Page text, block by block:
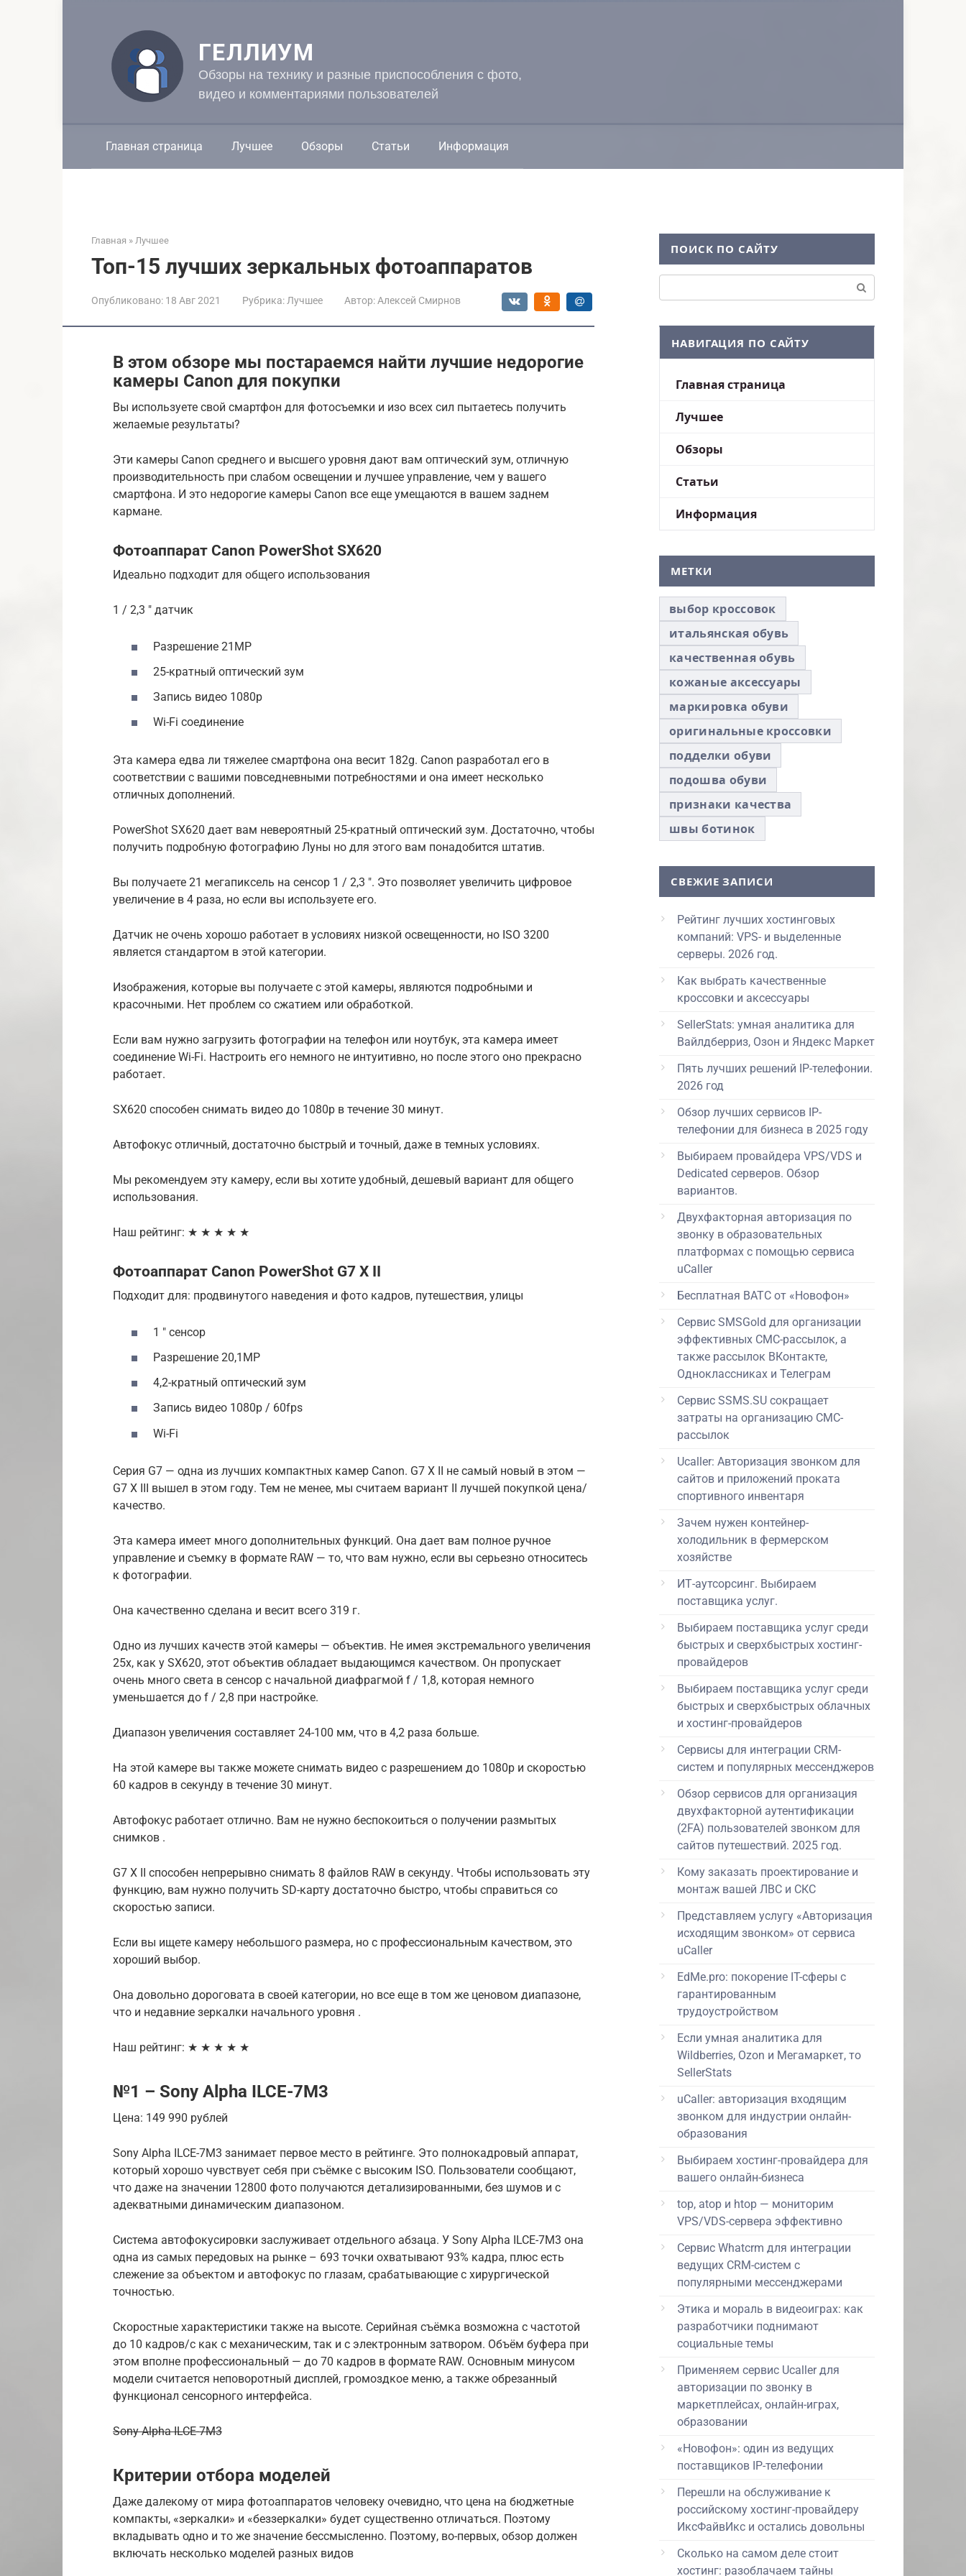
ГЕЛЛИУМ
Обзоры на технику и разные приспособления с фото,
видео и комментариями пользователей
Главная страница Лучшее Обзоры Статьи Информация
Главная » Лучшее
Топ-15 лучших зеркальных фотоаппаратов
Опубликовано: 18 Авг 2021 Рубрика: Лучшее Автор: Алексей Смирнов
В этом обзоре мы постараемся найти лучшие недорогие
камеры Canon для покупки
Вы используете свой смартфон для фотосъемки и изо всех сил пытаетесь получить
желаемые результаты?
Эти камеры Canon среднего и высшего уровня дают вам оптический зум, отличную
производительность при слабом освещении и лучшее управление, чем у вашего
смартфона. И это недорогие камеры Canon все еще умещаются в вашем заднем
кармане.
Фотоаппарат Canon PowerShot SX620
Идеально подходит для общего использования
1 / 2,3 ″ датчик
Разрешение 21MP
25-кратный оптический зум
Запись видео 1080p
Wi-Fi соединение
Эта камера едва ли тяжелее смартфона она весит 182g. Canon разработал его в
соответствии с вашими повседневными потребностями и она имеет несколько
отличных дополнений.
PowerShot SX620 дает вам невероятный 25-кратный оптический зум. Достаточно, чтобы
получить подробную фотографию Луны но для этого вам понадобится штатив.
Вы получаете 21 мегапиксель на сенсор 1 / 2,3 ″. Это позволяет увеличить цифровое
увеличение в 4 раза, но если вы используете его.
Датчик не очень хорошо работает в условиях низкой освещенности, но ISO 3200
является стандартом в этой категории.
Изображения, которые вы получаете с этой камеры, являются подробными и
красочными. Нет проблем со сжатием или обработкой.
Если вам нужно загрузить фотографии на телефон или ноутбук, эта камера имеет
соединение Wi-Fi. Настроить его немного не интуитивно, но после этого оно прекрасно
работает.
SX620 способен снимать видео до 1080p в течение 30 минут.
Автофокус отличный, достаточно быстрый и точный, даже в темных условиях.
Мы рекомендуем эту камеру, если вы хотите удобный, дешевый вариант для общего
использования.
Наш рейтинг: ★ ★ ★ ★ ★
Фотоаппарат Canon PowerShot G7 X II
Подходит для: продвинутого наведения и фото кадров, путешествия, улицы
1 ″ сенсор
Разрешение 20,1MP
4,2-кратный оптический зум
Запись видео 1080p / 60fps
Wi-Fi
Серия G7 — одна из лучших компактных камер Canon. G7 X II не самый новый в этом —
G7 X III вышел в этом году. Тем не менее, мы считаем вариант II лучшей покупкой цена/
качество.
Эта камера имеет много дополнительных функций. Она дает вам полное ручное
управление и съемку в формате RAW — то, что вам нужно, если вы серьезно относитесь
к фотографии.
Она качественно сделана и весит всего 319 г.
Одно из лучших качеств этой камеры — объектив. Не имея экстремального увеличения
25x, как у SX620, этот объектив обладает выдающимся качеством. Он пропускает
очень много света в сенсор с начальной диафрагмой f / 1,8, которая немного
уменьшается до f / 2,8 при настройке.
Диапазон увеличения составляет 24-100 мм, что в 4,2 раза больше.
На этой камере вы также можете снимать видео с разрешением до 1080p и скоростью
60 кадров в секунду в течение 30 минут.
Автофокус работает отлично. Вам не нужно беспокоиться о получении размытых
снимков .
G7 X II способен непрерывно снимать 8 файлов RAW в секунду. Чтобы использовать эту
функцию, вам нужно получить SD-карту достаточно быстро, чтобы справиться со
скоростью записи.
Если вы ищете камеру небольшого размера, но с профессиональным качеством, это
хороший выбор.
Она довольно дороговата в своей категории, но все еще в том же ценовом диапазоне,
что и недавние зеркалки начального уровня .
Наш рейтинг: ★ ★ ★ ★ ★
№1 – Sony Alpha ILCE-7M3
Цена: 149 990 рублей
Sony Alpha ILCE-7M3 занимает первое место в рейтинге. Это полнокадровый аппарат,
который хорошо чувствует себя при съёмке с высоким ISO. Пользователи сообщают,
что даже на значении 12800 фото получаются детализированными, без шумов и с
адекватными динамическим диапазоном.
Система автофокусировки заслуживает отдельного абзаца. У Sony Alpha ILCE-7M3 она
одна из самых передовых на рынке – 693 точки охватывают 93% кадра, плюс есть
слежение за объектом и автофокус по глазам, срабатывающие с хирургической
точностью.
Скоростные характеристики также на высоте. Серийная съёмка возможна с частотой
до 10 кадров/с как с механическим, так и с электронным затвором. Объём буфера при
этом вполне профессиональный — до 70 кадров в формате RAW. Основным минусом
модели считается неповоротный дисплей, громоздкое меню, а также обрезанный
функционал сенсорного интерфейса.
Sony Alpha ILCE-7M3
Критерии отбора моделей
Даже далекому от мира фотоаппаратов человеку очевидно, что цена на бюджетные
компакты, «зеркалки» и «беззеркалки» будет существенно отличаться. Поэтому
вкладывать одно и то же значение бессмысленно. Поэтому, во-первых, обзор должен
включать несколько моделей разных видов
ПОИСК ПО САЙТУ
НАВИГАЦИЯ ПО САЙТУ
Главная страница
Лучшее
Обзоры
Статьи
Информация
МЕТКИ
выбор кроссовок
итальянская обувь
качественная обувь
кожаные аксессуары
маркировка обуви
оригинальные кроссовки
подделки обуви
подошва обуви
признаки качества
швы ботинок
СВЕЖИЕ ЗАПИСИ
Рейтинг лучших хостинговых
компаний: VPS- и выделенные
серверы. 2026 год.
Как выбрать качественные
кроссовки и аксессуары
SellerStats: умная аналитика для
Вайлдберриз, Озон и Яндекс Маркет
Пять лучших решений IP-телефонии.
2026 год
Обзор лучших сервисов IP-
телефонии для бизнеса в 2025 году
Выбираем провайдера VPS/VDS и
Dedicated серверов. Обзор
вариантов.
Двухфакторная авторизация по
звонку в образовательных
платформах с помощью сервиса
uCaller
Бесплатная ВАТС от «Новофон»
Сервис SMSGold для организации
эффективных СМС-рассылок, а
также рассылок ВКонтакте,
Одноклассниках и Телеграм
Сервис SSMS.SU сокращает
затраты на организацию СМС-
рассылок
Ucaller: Авторизация звонком для
сайтов и приложений проката
спортивного инвентаря
Зачем нужен контейнер-
холодильник в фермерском
хозяйстве
ИТ-аутсорсинг. Выбираем
поставщика услуг.
Выбираем поставщика услуг среди
быстрых и сверхбыстрых хостинг-
провайдеров
Выбираем поставщика услуг среди
быстрых и сверхбыстрых облачных
и хостинг-провайдеров
Сервисы для интеграции CRM-
систем и популярных мессенджеров
Обзор сервисов для организация
двухфакторной аутентификации
(2FA) пользователей звонком для
сайтов путешествий. 2025 год.
Кому заказать проектирование и
монтаж вашей ЛВС и СКС
Представляем услугу «Авторизация
исходящим звонком» от сервиса
uCaller
EdMe.pro: покорение IT-сферы с
гарантированным
трудоустройством
Если умная аналитика для
Wildberries, Ozon и Мегамаркет, то
SellerStats
uCaller: авторизация входящим
звонком для индустрии онлайн-
образования
Выбираем хостинг-провайдера для
вашего онлайн-бизнеса
top, atop и htop — мониторим
VPS/VDS-сервера эффективно
Сервис Whatcrm для интеграции
ведущих CRM-систем с
популярными мессенджерами
Этика и мораль в видеоиграх: как
разработчики поднимают
социальные темы
Применяем сервис Ucaller для
авторизации по звонку в
маркетплейсах, онлайн-играх,
образовании
«Новофон»: один из ведущих
поставщиков IP-телефонии
Перешли на обслуживание к
российскому хостинг-провайдеру
ИксФайвИкс и остались довольны
Сколько на самом деле стоит
хостинг: разоблачаем тайны